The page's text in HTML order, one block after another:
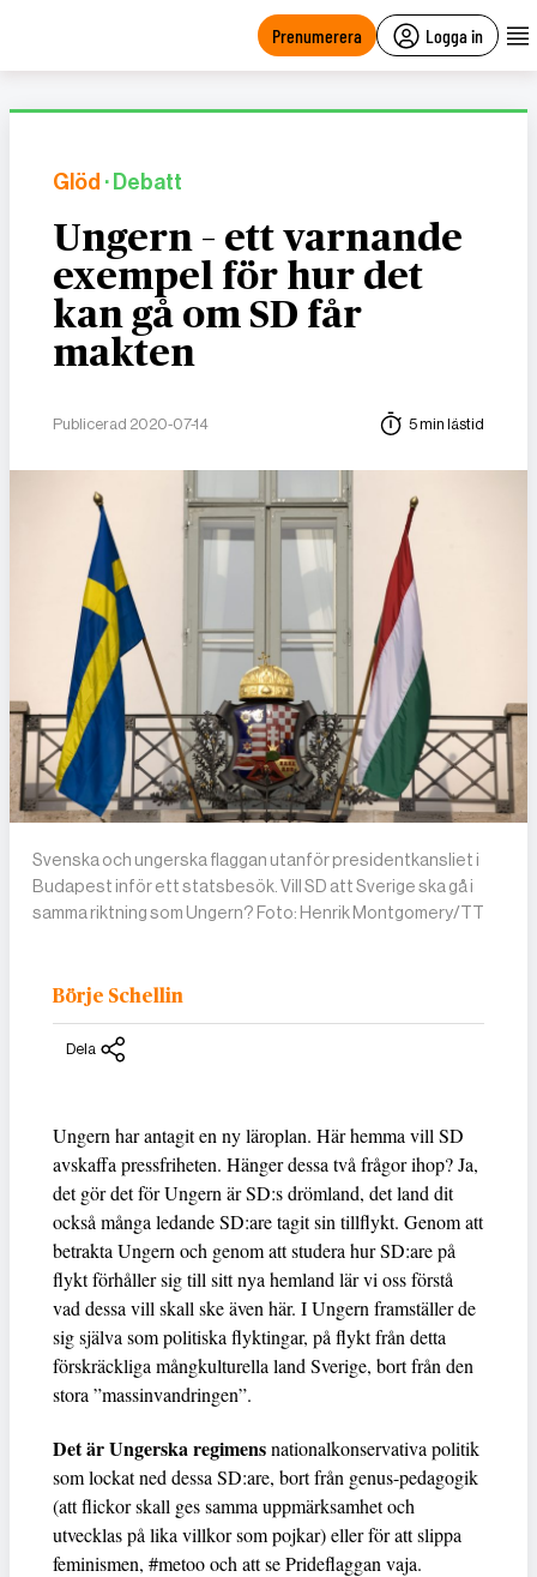
Prenumerera Logga in
Glöd · Debatt
Ungern – ett varnande
exempel för hur det
kan gå om SD får
makten
Publicerad 2020-07-14 5 min lästid
Svenska och ungerska flaggan utanför presidentkansliet i
Budapest inför ett statsbesök. Vill SD att Sverige ska gå i
samma riktning som Ungern? Foto: Henrik Montgomery/TT
Börje Schellin
Dela
Ungern har antagit en ny läroplan. Här hemma vill SD
avskaffa pressfriheten. Hänger dessa två frågor ihop? Ja,
det gör det för Ungern är SD:s drömland, det land dit
också många ledande SD:are tagit sin tillflykt. Genom att
betrakta Ungern och genom att studera hur SD:are på
flykt förhåller sig till sitt nya hemland lär vi oss förstå
vad dessa vill skall ske även här. I Ungern framställer de
sig själva som politiska flyktingar, på flykt från detta
förskräckliga mångkulturella land Sverige, bort från den
stora ”massinvandringen”.
Det är Ungerska regimensnationalkonservativa politik
som lockat ned dessa SD:are, bort från genus-pedagogik
(att flickor skall ges samma uppmärksamhet och
utvecklas på lika villkor som pojkar) eller för att slippa
feminismen, #metoo och att se Prideflaggan vaja.